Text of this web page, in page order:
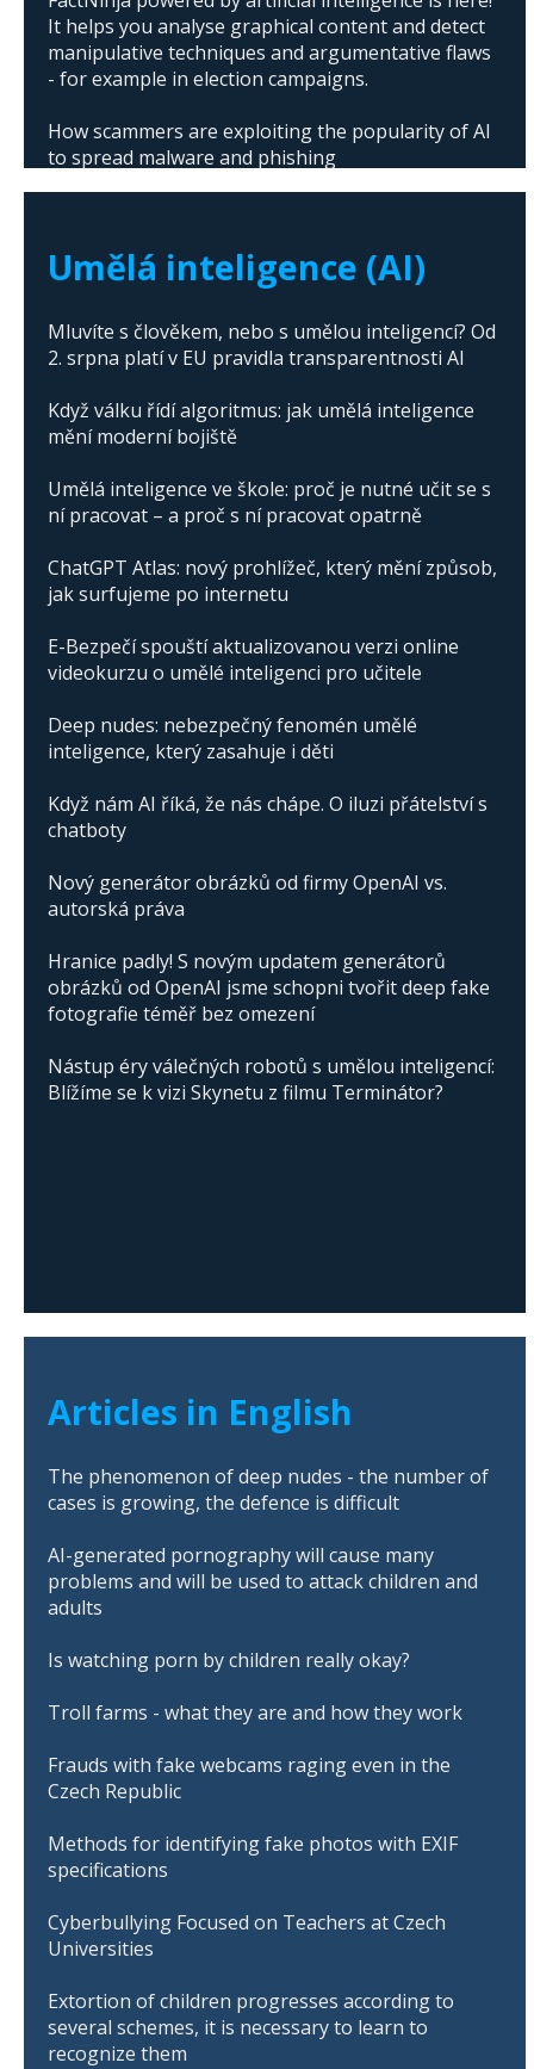
It helps you analyse graphical content and detect
manipulative techniques and argumentative flaws
- for example in election campaigns.
How scammers are exploiting the popularity of AI
to spread malware and phishing
Umělá inteligence (AI)
Mluvíte s člověkem, nebo s umělou inteligencí? Od
2. srpna platí v EU pravidla transparentnosti AI
Když válku řídí algoritmus: jak umělá inteligence
mění moderní bojiště
Umělá inteligence ve škole: proč je nutné učit se s
ní pracovat – a proč s ní pracovat opatrně
ChatGPT Atlas: nový prohlížeč, který mění způsob,
jak surfujeme po internetu
E-Bezpečí spouští aktualizovanou verzi online
videokurzu o umělé inteligenci pro učitele
Deep nudes: nebezpečný fenomén umělé
inteligence, který zasahuje i děti
Když nám AI říká, že nás chápe. O iluzi přátelství s
chatboty
Nový generátor obrázků od firmy OpenAI vs.
autorská práva
Hranice padly! S novým updatem generátorů
obrázků od OpenAI jsme schopni tvořit deep fake
fotografie téměř bez omezení
Nástup éry válečných robotů s umělou inteligencí:
Blížíme se k vizi Skynetu z filmu Terminátor?
Articles in English
The phenomenon of deep nudes - the number of
cases is growing, the defence is difficult
AI-generated pornography will cause many
problems and will be used to attack children and
adults
Is watching porn by children really okay?
Troll farms - what they are and how they work
Frauds with fake webcams raging even in the
Czech Republic
Methods for identifying fake photos with EXIF
specifications
Cyberbullying Focused on Teachers at Czech
Universities
Extortion of children progresses according to
several schemes, it is necessary to learn to
recognize them